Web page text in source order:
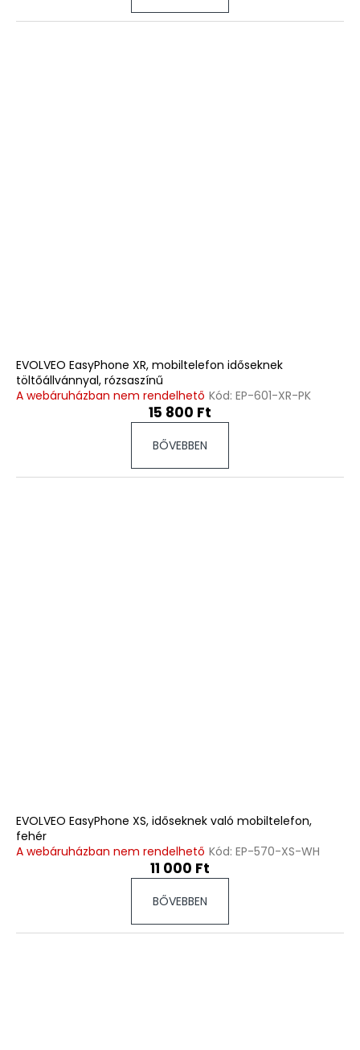
EVOLVEO EasyPhone XR, mobiltelefon időseknek
töltőállvánnyal, rózsaszínű
A webáruházban nem rendelhető Kód: EP-601-XR-PK
15 800 Ft
BŐVEBBEN
EVOLVEO EasyPhone XS, időseknek való mobiltelefon,
fehér
A webáruházban nem rendelhető Kód: EP-570-XS-WH
11 000 Ft
BŐVEBBEN